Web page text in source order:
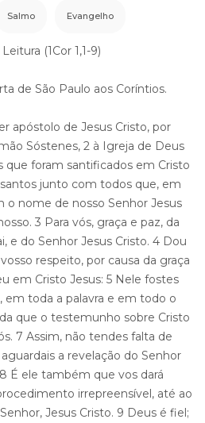
Salmo Evangelho
(1Cor 1,1-9)
de São Paulo aos Coríntios.
apóstolo de Jesus Cristo, por
Sóstenes, 2 à Igreja de Deus
que foram santificados em Cristo
junto com todos que, em
o nome de nosso Senhor Jesus
3 Para vós, graça e paz, da
e do Senhor Jesus Cristo. 4 Dou
respeito, por causa da graça
em Cristo Jesus: 5 Nele fostes
em toda a palavra e em todo o
que o testemunho sobre Cristo
7 Assim, não tendes falta de
a revelação do Senhor
É ele também que vos dará
irrepreensível, até ao
Jesus Cristo. 9 Deus é fiel;